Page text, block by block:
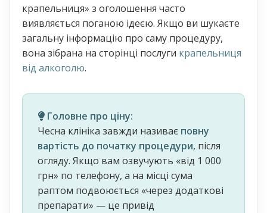
крапельниця» з оголошення часто
виявляється поганою ідеєю. Якщо ви шукаєте
загальну інформацію про саму процедуру,
вона зібрана на сторінці послуги крапельниця
від алкоголю.
Головне про ціну:
Чесна клініка завжди називає повну
вартість до початку процедури, після
огляду. Якщо вам озвучують «від 1 000
грн» по телефону, а на місці сума
раптом подвоюється «через додаткові
препарати» — це привід